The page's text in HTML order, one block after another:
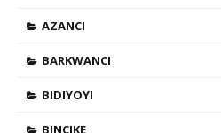
AZANCI
BARKWANCI
BIDIYOYI
BINCIKE